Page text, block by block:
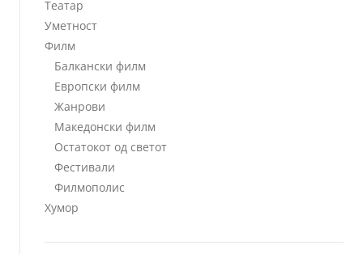
Театар
Уметност
Филм
Балкански филм
Европски филм
Жанрови
Македонски филм
Остатокот од светот
Фестивали
Филмополис
Хумор